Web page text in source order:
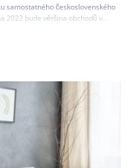
samostatného československého
2022 bude většina obchodů v...